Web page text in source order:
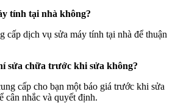
tính tại nhà không?
cấp dịch vụ sửa máy tính tại nhà để thuận
sửa chữa trước khi sửa không?
cấp cho bạn một báo giá trước khi sửa
cân nhắc và quyết định.